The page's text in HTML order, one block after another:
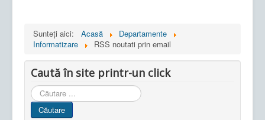
Sunteți aici: Acasă
Departamente
Informatizare
RSS noutati prin email
Caută în site printr-un click
Cauta
in
site
Căutare